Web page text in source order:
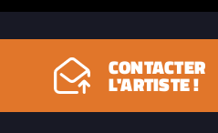
CONTACTER
L'ARTISTE !